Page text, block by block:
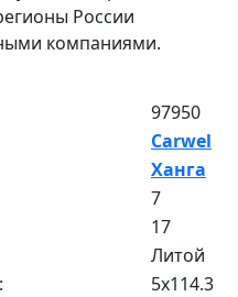
России
компаниями.
97950
Carwel
Ханга
7
17
Литой
5x114.3